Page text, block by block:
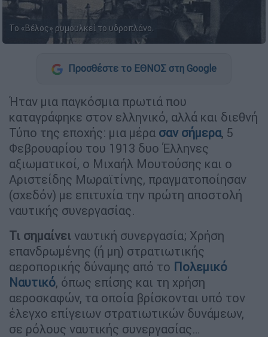
Το «Βέλος» ρυμουλκεί το υδροπλάνο.
Προσθέστε το ΕΘΝΟΣ στη Google
Ήταν μια παγκόσμια πρωτιά που
καταγράφηκε στον ελληνικό, αλλά και διεθνή
Τύπο της εποχής: μια μέρα σαν σήμερα, 5
Φεβρουαρίου του 1913 δυο Έλληνες
αξιωματικοί, ο Μιχαήλ Μουτούσης και ο
Αριστείδης Μωραϊτίνης, πραγματοποίησαν
(σχεδόν) με επιτυχία την πρώτη αποστολή
ναυτικής συνεργασίας.
Τι σημαίνει ναυτική συνεργασία; Χρήση
επανδρωμένης (ή μη) στρατιωτικής
αεροπορικής δύναμης από το Πολεμικό
Ναυτικό, όπως επίσης και τη χρήση
αεροσκαφών, τα οποία βρίσκονται υπό τον
έλεγχο επίγειων στρατιωτικών δυνάμεων,
σε ρόλους ναυτικής συνεργασίας…